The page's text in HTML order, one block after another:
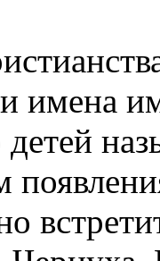
имена
детей